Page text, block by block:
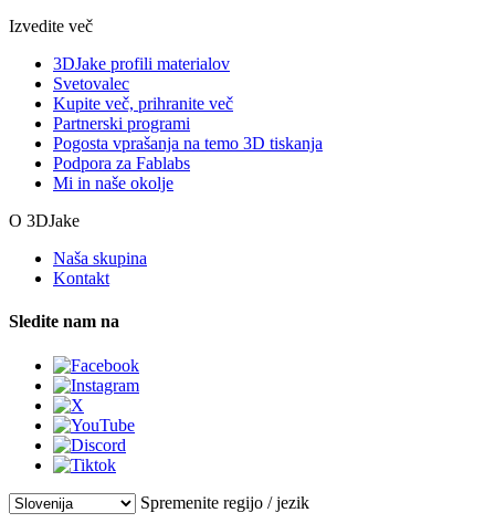
Izvedite več
3DJake profili materialov
Svetovalec
Kupite več, prihranite več
Partnerski programi
Pogosta vprašanja na temo 3D tiskanja
Podpora za Fablabs
Mi in naše okolje
O 3DJake
Naša skupina
Kontakt
Sledite nam na
Spremenite regijo / jezik